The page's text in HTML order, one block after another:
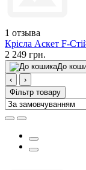
1 отзыва
Крісла Аскет F-
2 249 грн.
До
‹
›
Фільтр товару